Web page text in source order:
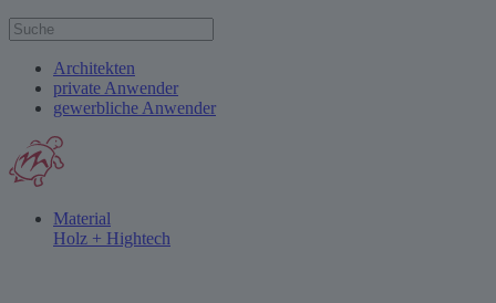
Architekten
private Anwender
gewerbliche Anwender
Material
Holz + Hightech